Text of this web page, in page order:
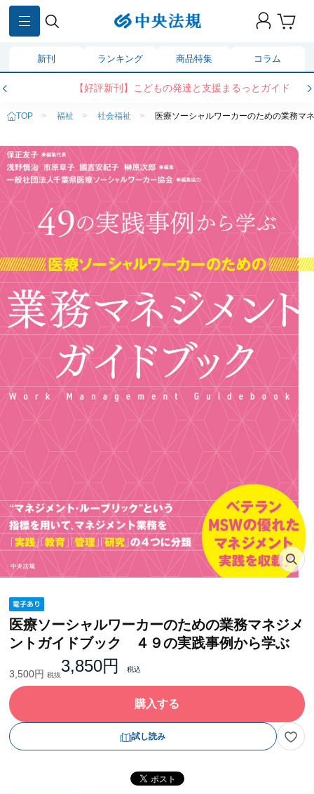
新刊 ランキング 商品特集 コラム
【好評新刊】こどもの発達と支援まるっとガイド
TOP > 福祉 > 社会福祉 > 医療ソーシャルワーカーのための業務
医療ソーシャルワーカーのための業務マネジメ
ントガイドブック ４９の実践事例から学ぶ
3,500円 3,850円
購入する
試し読み